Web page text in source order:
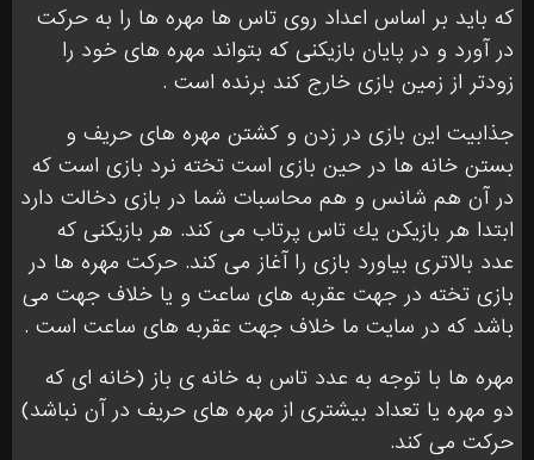
که بايد بر اساس اعداد روى تاس ها مهره ها را به حركت
در آورد و در پايان بازيكنى كه بتواند مهره هاى خود را
زودتر از زمين بازى خارج كند برنده است .
جذابيت اين بازى در زدن و كشتن مهره هاى حريف و
بستن خانه ها در حين بازى است تخته نرد بازى است كه
در آن هم شانس و هم محاسبات شما در بازى دخالت دارد
ابتدا هر بازيكن يك تاس پرتاب مى كند. هر بازيكنى كه
عدد بالاتری بياورد بازى را آغاز مى كند. حركت مهره ها در
بازى تخته در جهت عقربه هاى ساعت و يا خلاف جهت مى
باشد كه در سايت ما خلاف جهت عقربه هاى ساعت است .
مهره ها با توجه به عدد تاس به خانه ى باز (خانه اى كه
دو مهره يا تعداد بيشترى از مهره هاى حريف در آن نباشد)
حركت مى كند.